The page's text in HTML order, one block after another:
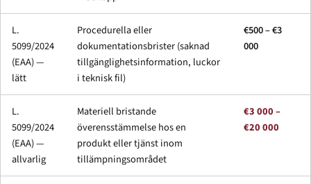
L.
5099/2024
(EAA) —
lätt
Procedurella eller
dokumentationsbrister (saknad
tillgänglighetsinformation, luckor
i teknisk fil)
€500 – €3
000
L.
5099/2024
(EAA) —
allvarlig
Materiell bristande
överensstämmelse hos en
produkt eller tjänst inom
tillämpningsområdet
€3 000 –
€20 000